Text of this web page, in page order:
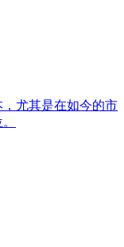
尤其是在如今的市